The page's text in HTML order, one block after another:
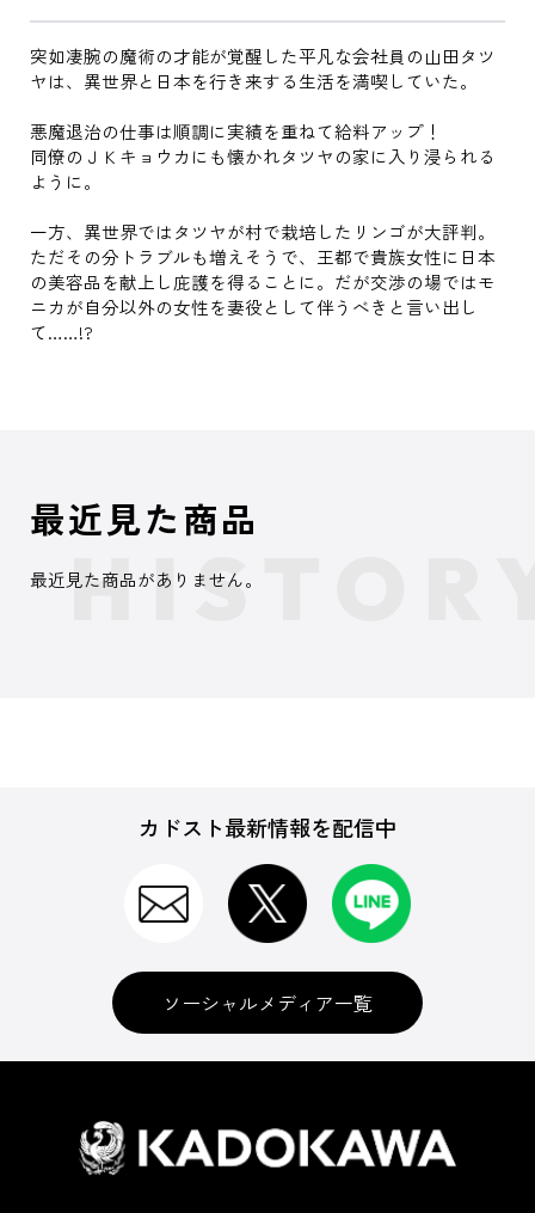
突如凄腕の魔術の才能が覚醒した平凡な会社員の山田タツ
ヤは、異世界と日本を行き来する生活を満喫していた。
悪魔退治の仕事は順調に実績を重ねて給料アップ！
同僚のＪＫキョウカにも懐かれタツヤの家に入り浸られる
ように。
一方、異世界ではタツヤが村で栽培したリンゴが大評判。
ただその分トラブルも増えそうで、王都で貴族女性に日本
の美容品を献上し庇護を得ることに。だが交渉の場ではモ
ニカが自分以外の女性を妻役として伴うべきと言い出し
て……!?
最近見た商品
最近見た商品がありません。
カドスト最新情報を配信中
ソーシャルメディア一覧